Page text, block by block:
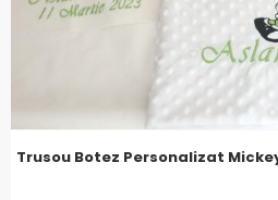
Trusou Botez Personalizat